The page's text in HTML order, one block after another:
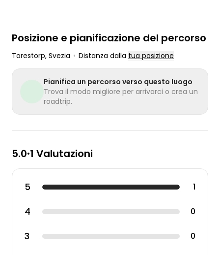
Posizione e pianificazione del percorso
Torestorp, Svezia • Distanza dalla tua posizione
Pianifica un percorso verso questo luogo
Trova il modo migliore per arrivarci o crea un
roadtrip.
5.0•1 Valutazioni
5 1
4 0
3 0